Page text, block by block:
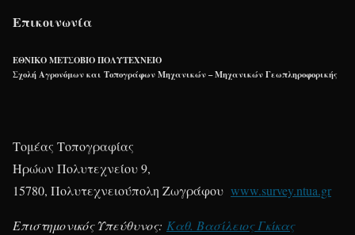
Επικοινωνία
ΕΘΝΙΚΟ ΜΕΤΣΟΒΙΟ ΠΟΛΥΤΕΧΝΕΙΟ
Σχολή Αγρονόμων και Τοπογράφων Μηχανικών – Μηχανικών Γεωπληροφορικής
Τομέας Τοπογραφίας
Ηρώων Πολυτεχνείου 9,
15780, Πολυτεχνειούπολη Ζωγράφου www.survey.ntua.gr
Επιστημονικός Υπεύθυνος: Καθ. Βασίλειος Γκίκας